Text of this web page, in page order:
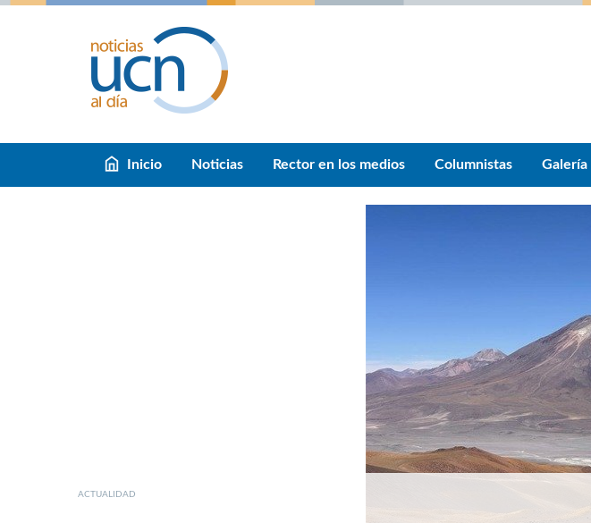
Inicio Noticias Rector en los medios Columnistas Galería
ACTUALIDAD